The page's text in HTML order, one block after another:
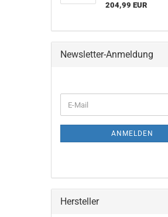
204,99 EUR
Newsletter-Anmeldung
ZUR
E-
Mail
ANMELDEN
Hersteller